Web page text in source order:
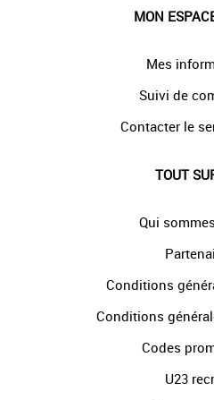
MON
Mes
Suivi de
Contacter le
TOUT
Qui
Conditions
Conditions
Codes
U23